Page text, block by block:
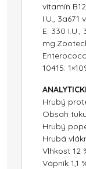
vitamín
I.U., 3a671
E: 330
10415:
Hrubý
Obsah
Hrubý
Hrubá
Vlhkost 12
Vápník 1,1